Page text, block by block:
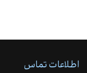
اطلاعات تماس